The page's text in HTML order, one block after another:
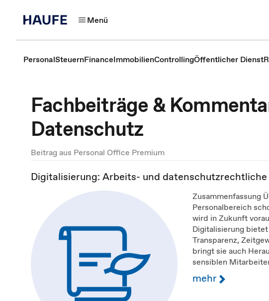
Menü
PersonalSteuernFinanceImmobilienControllingÖffentlicher Dienst
Fachbeiträge &
Datenschutz
Beitrag aus Personal Office Premium
Digitalisierung: Arbeits- und
Zusammenfassung
Personalbereich
wird in Zukunft
Digitalisierung
Transparenz,
bringt sie auch
sensiblen
mehr